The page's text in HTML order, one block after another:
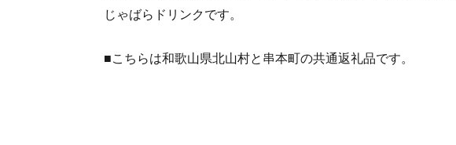
じゃばらドリンクです。
■こちらは和歌山県北山村と串本町の共通返礼品です。